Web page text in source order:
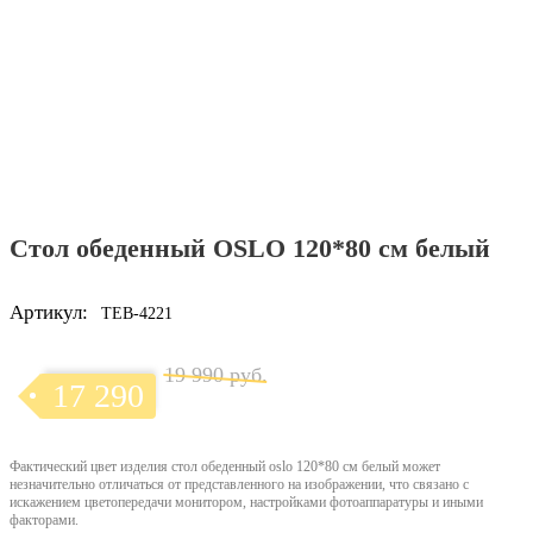
Стол обеденный OSLO 120*80 см белый
Артикул: TEB-4221
17 290
19 990 руб.
Фактический цвет изделия стол обеденный oslo 120*80 см белый может
незначительно отличаться от представленного на изображении, что связано с
искажением цветопередачи монитором, настройками фотоаппаратуры и иными
факторами.